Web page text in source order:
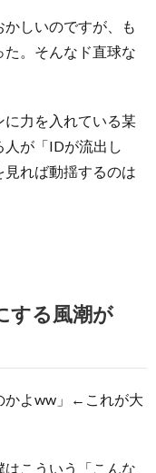
しいのですが、も
た。そんなド直球な
に力を入れている某
が「IDが流出し
れば動揺するのは
する風潮が
かよww」←これが大
こういう「こんな